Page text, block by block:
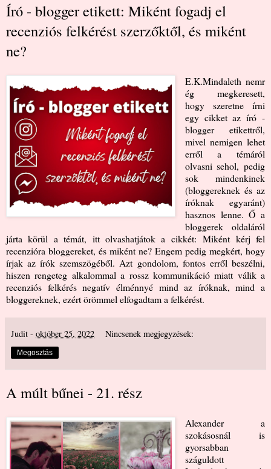
Író - blogger etikett: Miként fogadj el
recenziós felkérést szerzőktől, és miként
ne?
E.K.Mindaleth nemr
ég megkeresett,
hogy szeretne írni
egy cikket az író -
blogger etikettről,
mivel nemigen lehet
erről a témáról
olvasni sehol, pedig
sok mindenkinek
(bloggereknek és az
íróknak egyaránt)
hasznos lenne. Ő a
bloggerek oldaláról
járta körül a témát, itt olvashatjátok a cikkét:Miként kérj fel
recenzióra bloggereket, és miként ne?Engem pedig megkért, hogy
írjak az írók szemszögéből. Azt gondolom, fontos erről beszélni,
hiszen rengeteg alkalommal a rossz kommunikáció miatt válik a
recenziós felkérés negatív élménnyé mind az íróknak, mind a
bloggereknek, ezért örömmel elfogadtam a felkérést.
Judit - október 25, 2022 Nincsenek megjegyzések:
Megosztás
A múlt bűnei - 21. rész
Alexander a
szokásosnál is
gyorsabban
száguldott